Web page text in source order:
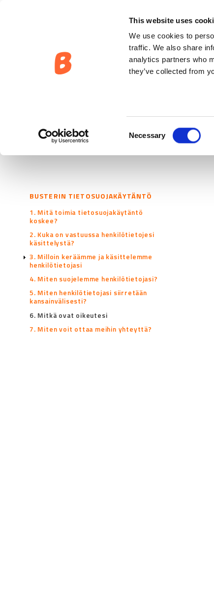
This website uses
We use cookies to
traffic. We also share
analytics partners who
they’ve collected from
Necessary
BUSTERIN TIETOSUOJAKÄYTÄNTÖ
1. Mitä toimia tietosuojakäytäntö
koskee?
2. Kuka on vastuussa henkilötietojesi
käsittelystä?
3. Milloin keräämme ja käsittelemme
henkilötietojasi
4. Miten suojelemme henkilötietojasi?
5. Miten henkilötietojasi siirretään
kansainvälisesti?
6. Mitkä ovat oikeutesi
7. Miten voit ottaa meihin yhteyttä?